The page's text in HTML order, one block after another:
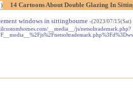
14 Cartoons About Double Glazing In
windows in sittingbourne -(2023/07/
__media__/js/netsoltrademark.php?